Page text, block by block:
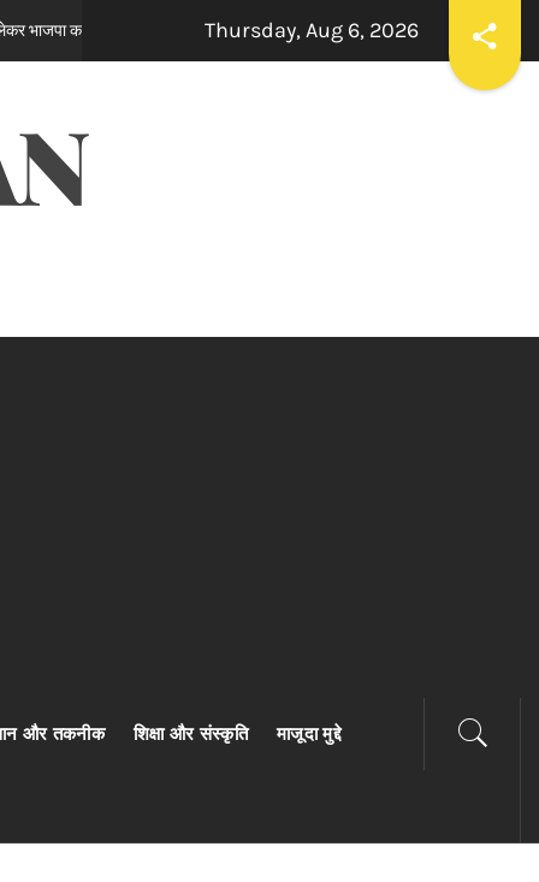
4 hours ago ਸਪੀਕਰ ਇਹ ਯਕੀਨੀ ਬਣਾਉਣ ਕਿ ਇਕਪੱਖੀ ਰਾਜਨੀਤੀ ਤੱਥਾਂ
Thursday, Aug 6, 2026
और तकनीक शिक्षा और संस्कृति माजूदा मुद्दे